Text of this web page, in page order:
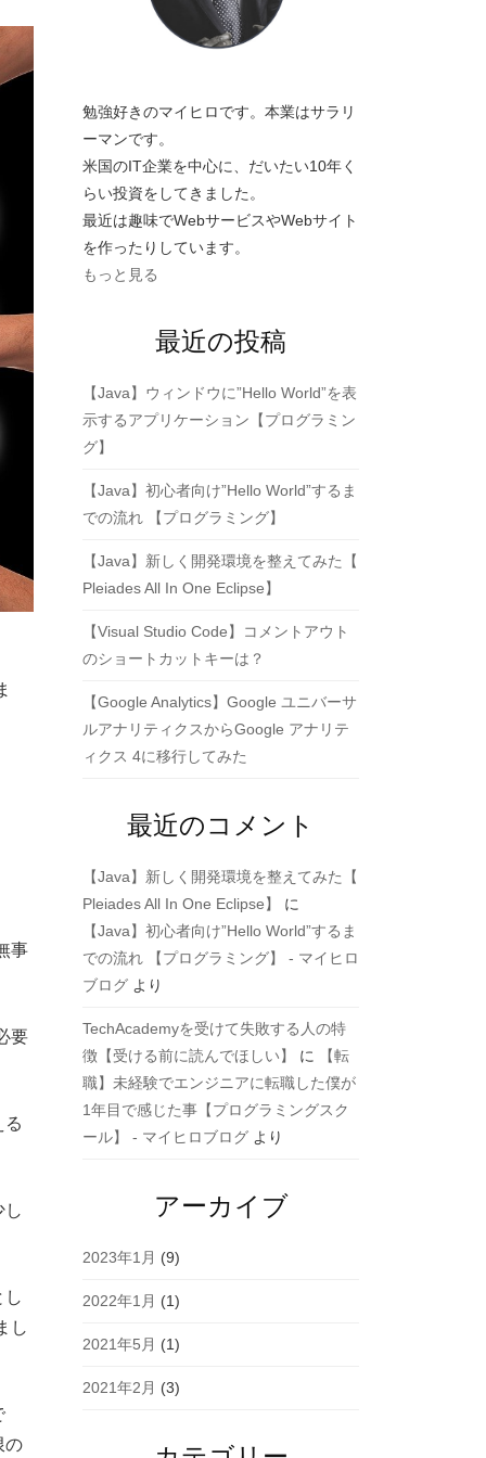
事
要
る
し
し
し
の
勉強好きのマイヒロです。本業はサラリ
ーマンです。
米国のIT企業を中心に、だいたい10年く
らい投資をしてきました。
最近は趣味でWebサービスやWebサイト
を作ったりしています。
もっと見る
最近の投稿
【Java】ウィンドウに”Hello World”を表
示するアプリケーション【プログラミン
グ】
【Java】初心者向け”Hello World”するま
での流れ 【プログラミング】
【Java】新しく開発環境を整えてみた【
Pleiades All In One Eclipse】
【Visual Studio Code】コメントアウト
のショートカットキーは？
【Google Analytics】Google ユニバーサ
ルアナリティクスからGoogle アナリテ
ィクス 4に移行してみた
最近のコメント
【Java】新しく開発環境を整えてみた【
Pleiades All In One Eclipse】
に
【Java】初心者向け”Hello World”するま
での流れ 【プログラミング】 - マイヒロ
ブログ より
TechAcademyを受けて失敗する人の特
徴【受ける前に読んでほしい】
に
【転
職】未経験でエンジニアに転職した僕が
1年目で感じた事【プログラミングスク
ール】 - マイヒロブログ より
アーカイブ
2023年1月 (9)
2022年1月 (1)
2021年5月 (1)
2021年2月 (3)